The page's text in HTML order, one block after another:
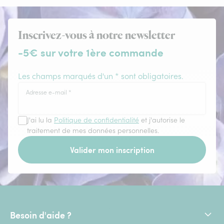
Inscrivez-vous à notre newsletter
-5€ sur votre 1ère commande
Les champs marqués d'un * sont obligatoires.
Adresse e-mail *
J'ai lu la Politique de confidentialité et j'autorise le
traitement de mes données personnelles.
Valider mon inscription
Besoin d'aide ?